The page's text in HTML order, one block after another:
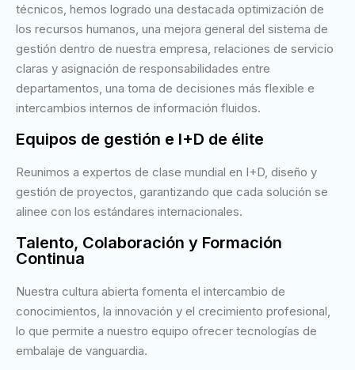
técnicos, hemos logrado una destacada optimización de
los recursos humanos, una mejora general del sistema de
gestión dentro de nuestra empresa, relaciones de servicio
claras y asignación de responsabilidades entre
departamentos, una toma de decisiones más flexible e
intercambios internos de información fluidos.
Equipos de gestión e I+D de élite
Reunimos a expertos de clase mundial en I+D, diseño y
gestión de proyectos, garantizando que cada solución se
alinee con los estándares internacionales.
Talento, Colaboración y Formación
Continua
Nuestra cultura abierta fomenta el intercambio de
conocimientos, la innovación y el crecimiento profesional,
lo que permite a nuestro equipo ofrecer tecnologías de
embalaje de vanguardia.